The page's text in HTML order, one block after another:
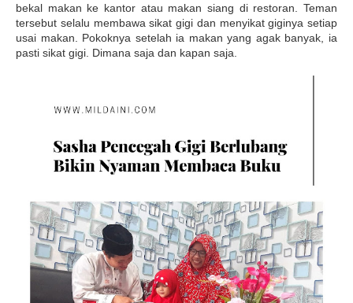
bekal makan ke kantor atau makan siang di restoran. Teman
tersebut selalu membawa sikat gigi dan menyikat giginya setiap
usai makan. Pokoknya setelah ia makan yang agak banyak, ia
pasti sikat gigi. Dimana saja dan kapan saja.